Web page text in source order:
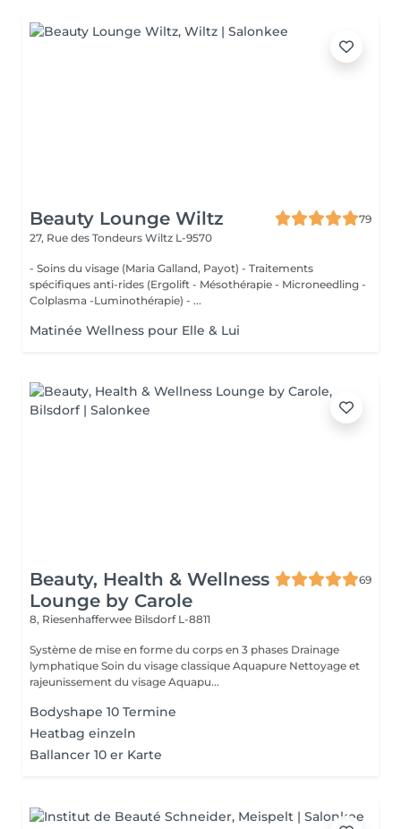
Beauty Lounge Wiltz
79
27, Rue des Tondeurs Wiltz L-9570
- Soins du visage (Maria Galland, Payot) - Traitements
spécifiques anti-rides (Ergolift - Mésothérapie - Microneedling -
Colplasma -Luminothérapie) - ...
Matinée Wellness pour Elle & Lui
Beauty, Health & Wellness
Lounge by Carole
69
8, Riesenhafferwee Bilsdorf L-8811
Système de mise en forme du corps en 3 phases Drainage
lymphatique Soin du visage classique Aquapure Nettoyage et
rajeunissement du visage Aquapu...
Bodyshape 10 Termine
Heatbag einzeln
Ballancer 10 er Karte